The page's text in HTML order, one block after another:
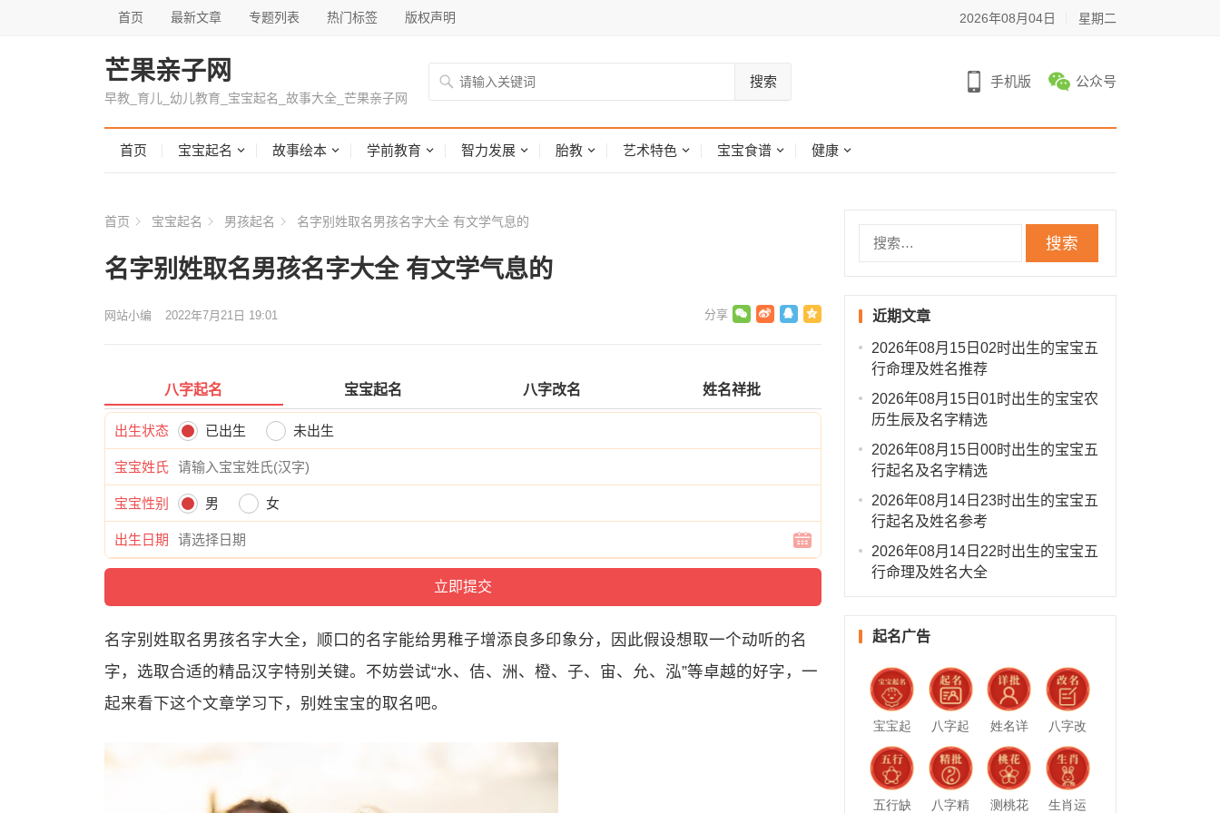
首页 最新文章 专题列表 热门标签 版权声明 2026年08月04日 星期二
芒果亲子网
早教_育儿_幼儿教育_宝宝起名_故事大全_芒果亲子网
搜索 手机版 公众号
首页 宝宝起名 故事绘本 学前教育 智力发展 胎教 艺术特色 宝宝食谱 健康
首页 宝宝起名 男孩起名 名字别姓取名男孩名字大全 有文学气息的
名字别姓取名男孩名字大全 有文学气息的
网站小编 2022年7月21日 19:01
八字起名 宝宝起名 八字改名 姓名祥批
出生状态 已出生 未出生
宝宝姓氏
宝宝性别 男 女
出生日期
名字别姓取名男孩名字大全，顺口的名字能给男稚子增添良多印象分，因此假设想取一个动听的名
字，选取合适的精品汉字特别关键。不妨尝试“水、佶、洲、橙、子、宙、允、泓”等卓越的好字，一
起来看下这个文章学习下，别姓宝宝的取名吧。
近期文章
2026年08月15日02时出生的宝宝五
行命理及姓名推荐
2026年08月15日01时出生的宝宝农
历生辰及名字精选
2026年08月15日00时出生的宝宝五
行起名及名字精选
2026年08月14日23时出生的宝宝五
行起名及姓名参考
2026年08月14日22时出生的宝宝五
行命理及姓名大全
起名广告
宝宝起
名
八字起
名
姓名详
批
八字改
名
五行缺 八字精 测桃花 生肖运